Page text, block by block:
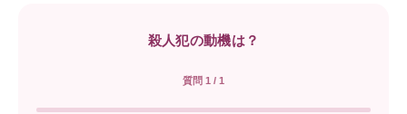
殺人犯の動機は？
質問 1 / 1